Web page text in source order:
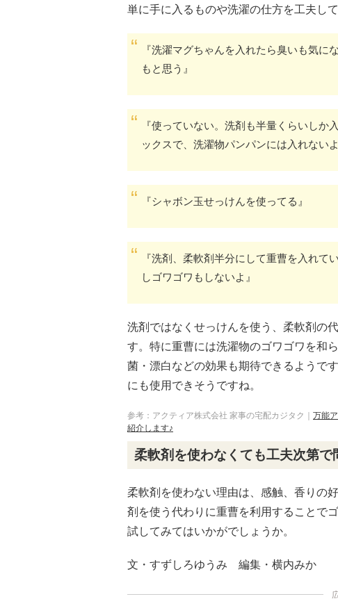
単に手に入るものや洗濯の仕方を工夫し
『洗濯マグちゃんを入れたら臭いも気
もと思う』
『使っていない。洗剤も半量くらいし
ックスで、洗濯物パンパンには入れない
『シャボン玉せっけんを使ってる』
『洗剤、柔軟剤半分にして重曹を入れて
しゴワゴワもしないよ』
洗剤ではなくせっけんを使う、柔軟剤の
す。特に重曹には洗濯物のゴワゴワを和
菌・漂白などの効果も期待できるようで
にも使用できそうですね。
参考：アクティア株式会社 家事の宅配カジタク｜ 万能
紹介します♪
柔軟剤を使わなくても工夫次第で
柔軟剤を使わない理由は、感触、香りの
剤を使う代わりに重曹を利用することで
試してみてはいかがでしょうか。
文・すずしろゆうみ 編集・横内みか